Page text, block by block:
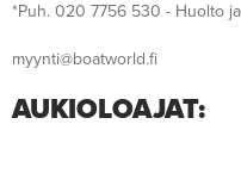
*Puh. 020 7756 530 - Huolto
myynti@boatworld.fi
AUKIOLOAJAT: